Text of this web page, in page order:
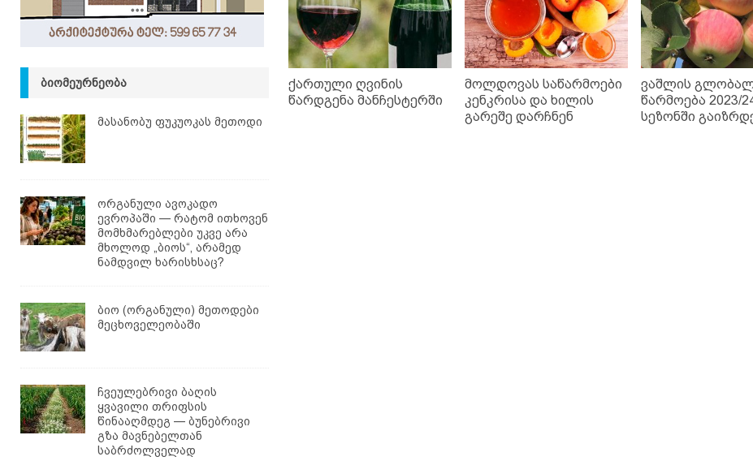
ქართული ღვინის
წარდგენა მანჩესტერში
მოლდოვას საწარმოები
კენკრისა და ხილის
გარეშე დარჩნენ
ვაშლის
წარმოება 2023/
სეზონში
ᲑᲘᲝᲛᲔᲣᲠᲜᲔᲝᲑᲐ
მასანობუ ფუკუოკას მეთოდი
ორგანული ავოკადო
ევროპაში — რატომ ითხოვენ
მომხმარებლები უკვე არა
მხოლოდ „ბიოს“, არამედ
ნამდვილ ხარისხსაც?
ბიო (ორგანული) მეთოდები
მეცხოველეობაში
ჩვეულებრივი ბაღის
ყვავილი თრიფსის
წინააღმდეგ — ბუნებრივი
გზა მავნებელთან
საბრძოლველად